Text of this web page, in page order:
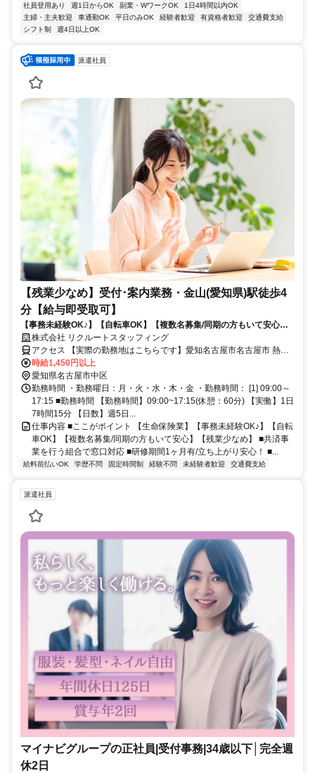
社員登用あり 週1日からOK 副業・WワークOK
1日4時間以内OK
主婦・主夫歓迎
車通勤OK 平日のみOK 経験者歓迎 有資格者歓迎
交通費支給
シフト制
週4日以上OK
派遣社員
【残業少なめ】受付･案内業務・金山(愛知県)駅徒歩4
分【給与即受取可】
【事務未経験OK♪】【自転車OK】【複数名募集/同期の方もいて安心】
【残業少なめ】■共済事業を行う組合で窓口対応
株式会社 リクルートスタッフィング
アクセス 【実際の勤務地はこちらです】愛知名古屋市名古屋市 熱田
区金山(愛知県)駅徒歩4分西高蔵駅徒歩10分
時給1,450円以上
愛知県名古屋市中区
勤務時間 ・勤務曜日：月・火・水・木・金 ・勤務時間： [1] 09:00～
17:15 ■勤務時間 【勤務時間】09:00~17:15(休憩：60分) 【実働】1日
7時間15分 【日数】週5日...
仕事内容 ■ここがポイント 【生命保険業】【事務未経験OK♪】【自転
車OK】【複数名募集/同期の方もいて安心】【残業少なめ】 ■共済事
業を行う組合で窓口対応 ■研修期間1ヶ月有/立ち上がり安心！ ■...
給料前払いOK 学歴不問 固定時間制 経験不問 未経験者歓迎 交通費支給
派遣社員
マイナビグループの正社員|受付事務|34歳以下│完全週
休2日